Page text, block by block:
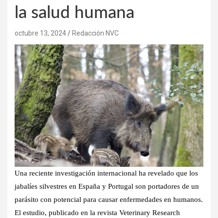
la salud humana
octubre 13, 2024 Redacción NVC
Una reciente investigación internacional ha revelado que los
jabalíes silvestres en España y Portugal son portadores de un
parásito con potencial para causar enfermedades en humanos.
El estudio, publicado en la revista Veterinary Research